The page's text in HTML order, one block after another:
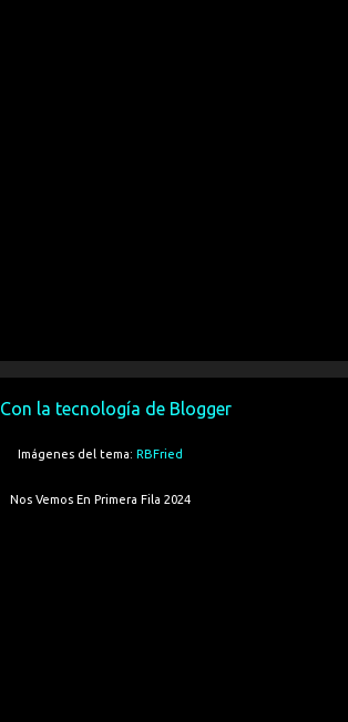
Con la tecnología de Blogger
Imágenes del tema: RBFried
Nos Vemos En Primera Fila 2024